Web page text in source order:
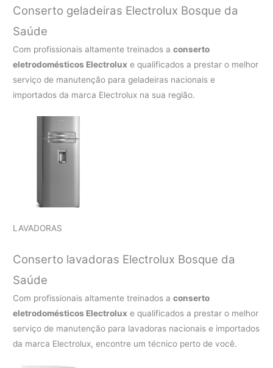
Conserto geladeiras Electrolux Bosque da
Saúde
Com profissionais altamente treinados aconserto
eletrodomésticos Electrolux e qualificados a prestar o melhor
serviço de manutenção para geladeiras nacionais e
importados da marca Electrolux na sua região.
LAVADORAS
Conserto lavadoras Electrolux Bosque da
Saúde
Com profissionais altamente treinados aconserto
eletrodomésticos Electrolux e qualificados a prestar o melhor
serviço de manutenção para lavadoras nacionais e importados
da marca Electrolux, encontre um técnico perto de você.